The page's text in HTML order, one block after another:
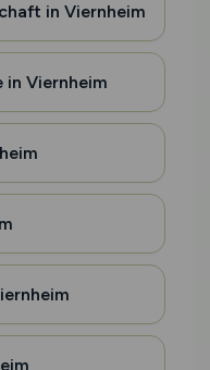
in Viernheim
Viernheim